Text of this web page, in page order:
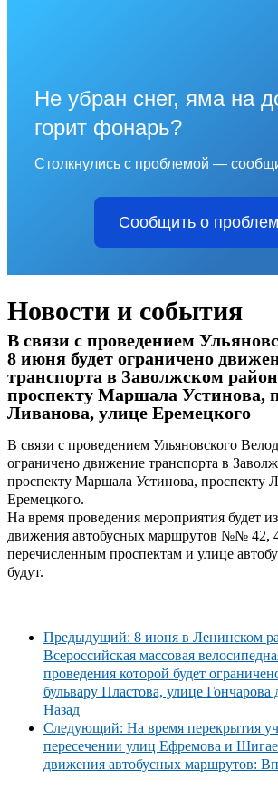
Не убран снег, яма на
горит фонарь?
Столкнулись с проблемой —
Сообщить о
Новости и события
В связи с проведением
8 июня будет ограничено
транспорта в Заволжском
проспекту Маршала Устинова,
Ливанова, улице Еремецкого
В связи с проведением Ульяновского
ограничено движение транспорта в
проспекту Маршала Устинова, проспекту
Еремецкого.
На время проведения мероприятия будет
движения автобусных маршрутов №№ 42,
перечисленным проспектам и улице
будут.
Предыдущий: 8 июня в Ленинском
Всероссийская массовая
проведения которой будет
бульвару Пластова, улице
Назад
Следующий: На время перекрытия
пересечении улиц Ефремова и
движения автобусных маршрутов: